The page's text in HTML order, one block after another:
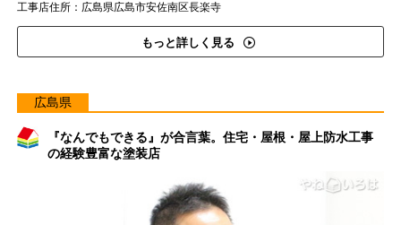
工事店住所：広島県広島市安佐南区長楽寺
もっと詳しく見る
広島県
『なんでもできる』が合言葉。住宅・屋根・屋上防水工事
の経験豊富な塗装店